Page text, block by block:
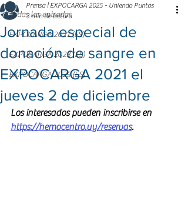
Todas las entradas
EXPOCARGA 2021 (ES)
EXPOCARGA 2023 (ES)
EXPOCARGA 2025 (ES)
Jornada especial de
donación de sangre en
EXPOCARGA 2021 el
jueves 2 de diciembre
Prensa | EXPOCARGA 2025 - Uniendo Puntos
3 min de lectura
Los interesados pueden inscribirse en
https://hemocentro.uy/reservas.